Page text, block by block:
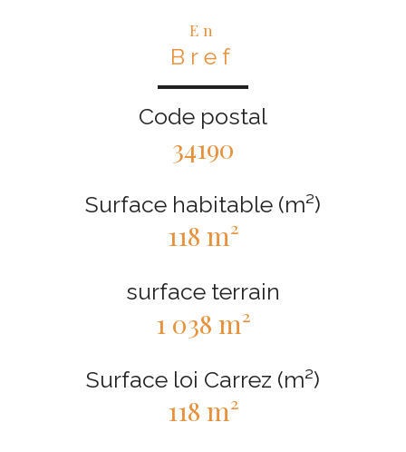
En
Bref
Code postal
34190
Surface habitable (m²)
118 m²
surface terrain
1 038 m²
Surface loi Carrez (m²)
118 m²